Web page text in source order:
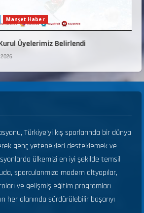
Manşet Haber
Üyelerimiz Belirlendi
Türkiye’yi kış sporlarında bir dünya
genç yetenekleri desteklemek ve
ülkemizi en iyi şekilde temsil
sporcularımıza modern altyapılar,
ve gelişmiş eğitim programları
her alanında sürdürülebilir başarıyı